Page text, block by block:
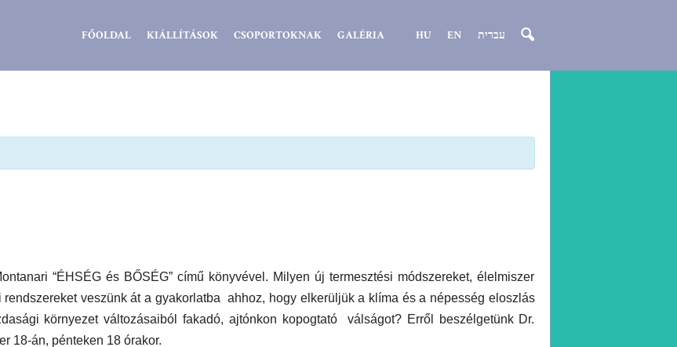
FŐOLDAL KIÁLLÍTÁSOK CSOPORTOKNAK GALÉRIA HU EN עברית
“ÉHSÉG és BŐSÉG” című könyvével. Milyen új termesztési módszereket, élelmiszer
veszünk át a gyakorlatba ahhoz, hogy elkerüljük a klíma és a népesség eloszlás
környezet változásaiból fakadó, ajtónkon kopogtató válságot? Erről beszélgetünk Dr.
18-án, pénteken 18 órakor.